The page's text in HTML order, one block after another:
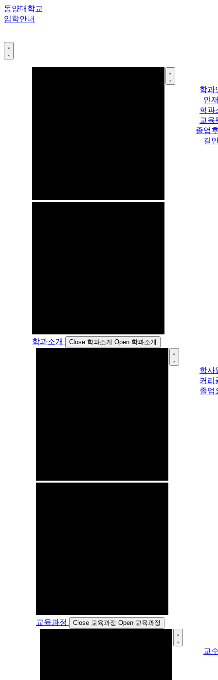
콘
텐
건
너
동양대학교
입학안내
학과소개 Close 학과소개 Open 학과소개
학과
인
학과
교육
졸업
길
교육과정 Close 교육과정 Open 교육과정
학사
커리
졸업
교